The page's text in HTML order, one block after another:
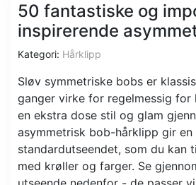
50 fantastiske og
inspirerende
Kategori: Hårklipp
Sløv symmetriske bobs er
ganger virke for regelmessig for
en ekstra dose stil og glam
asymmetrisk bob-hårklipp gir
standardutseendet, som du kan
med krøller og farger. Se